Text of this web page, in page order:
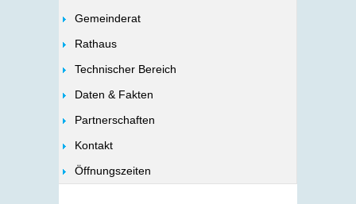
Gemeinderat
Rathaus
Technischer Bereich
Daten & Fakten
Partnerschaften
Kontakt
Öffnungszeiten